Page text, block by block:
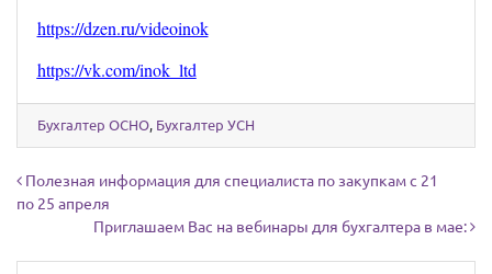
https://dzen.ru/videoinok
https://vk.com/inok_ltd
Бухгалтер ОСНО, Бухгалтер УСН
Навигация по записям
Полезная информация для специалиста по закупкам с 21
по 25 апреля
Приглашаем Вас на вебинары для бухгалтера в мае: